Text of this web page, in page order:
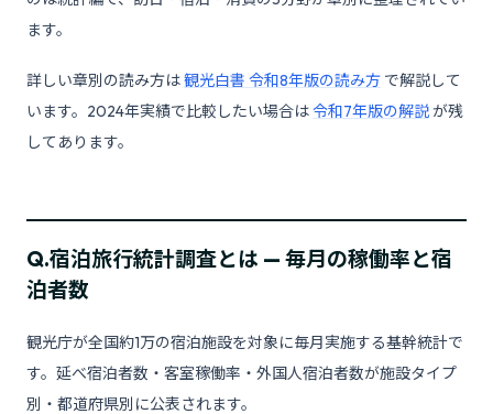
ます。
詳しい章別の読み方は観光白書 令和8年版の読み方 で解説して
います。2024年実績で比較したい場合は令和7年版の解説が残
してあります。
Q.宿泊旅行統計調査とは — 毎月の稼働率と宿
泊者数
観光庁が全国約1万の宿泊施設を対象に毎月実施する基幹統計で
す。延べ宿泊者数・客室稼働率・外国人宿泊者数が施設タイプ
別・都道府県別に公表されます。